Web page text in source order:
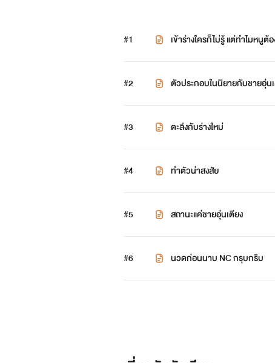
#1 เข้าร่างใครก็ไม่รู้ แต่ทำไมหนูต้
#2 ตัวประกอบในนิยายกับชายอุ่น
#3 ตะลึงกับร่างใหม่
#4 ทำตัวน่าสงสัย
#5 สถานะแค่ชายอุ่นเตียง
#6 นวดก่อนนาบ NC กรุบกริบ